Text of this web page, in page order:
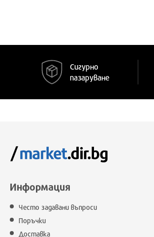
Сигурно
пазаруване
Информация
Често задавани въпроси
Поръчки
Доставка